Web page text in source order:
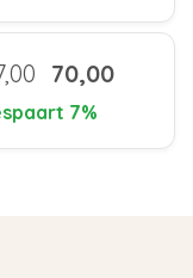
70,00
7%